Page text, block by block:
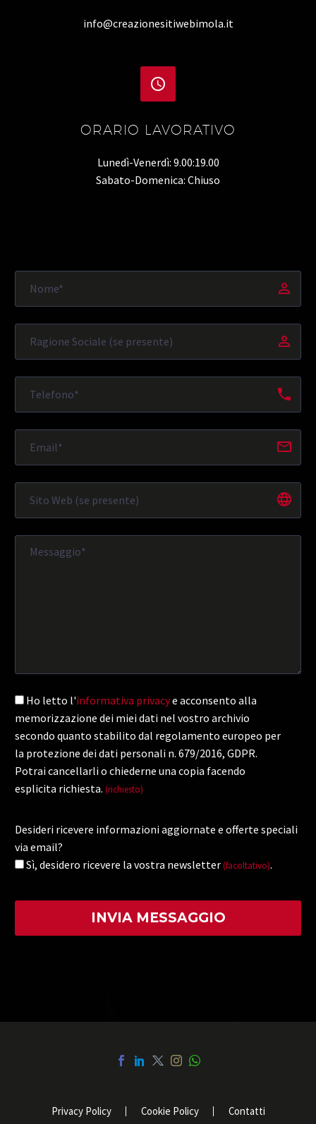
info@creazionesitiwebimola.it


ORARIO LAVORATIVO
Lunedì-Venerdì: 9.00:19.00
Sabato-Domenica: Chiuso
Ho letto l'informativa privacye acconsento alla
memorizzazione dei miei dati nel vostro archivio
secondo quanto stabilito dal regolamento europeo per
la protezione dei dati personali n. 679/2016, GDPR.
Potrai cancellarli o chiederne una copia facendo
esplicita richiesta. (richiesto)
Desideri ricevere informazioni aggiornate e offerte speciali
via email?
Sì, desidero ricevere la vostra newsletter (facoltativo).
Privacy Policy Cookie Policy Contatti